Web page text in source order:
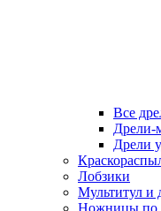
Все
Дрели-
Дрели
Лобзики
Мультитул и
Ножницы по